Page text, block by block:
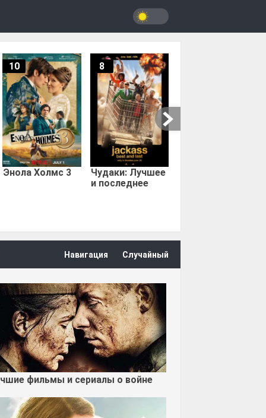
Энола Холмс 3
10
Чудаки: Лучшее
и последнее
8
Навигация Случайный
фильмы и сериалы о войне